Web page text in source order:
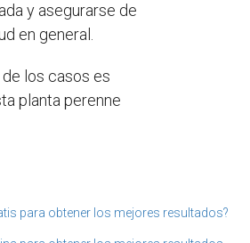
y asegurarse de
en general.
los casos es
planta perenne
para obtener los mejores resultados?